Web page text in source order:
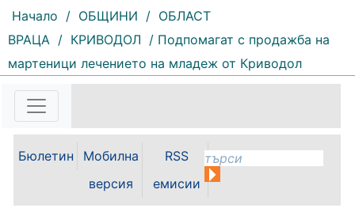
ВРАЦА 3060 гр. Криводол, ул.
„Освобождение” № 13, тел.
09117/20-45, e-mail:
На основание чл. 8, ал. 4,
чл. 14, ал. 7 от ЗОС; чл. 92, ал. 1...
Начало / ОБЩИНИ / ОБЛАСТ
ВРАЦА / КРИВОДОЛ / Подпомагат с продажба на
мартеници лечението на младеж от Криводол
Бюлетин
Мобилна
версия
RSS
емисии